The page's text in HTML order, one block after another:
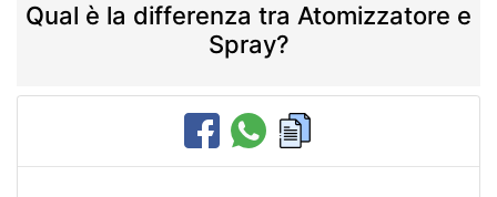
Qual è la differenza tra Atomizzatore e
Spray?